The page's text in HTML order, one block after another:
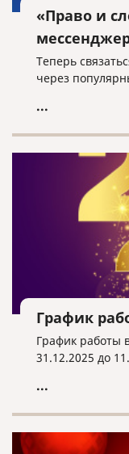
«Право и
Теперь
через
...
График
График работы
31.12.2025 до
...